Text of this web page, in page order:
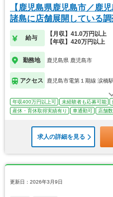
【鹿児島県鹿児島市／鹿
諸島に店舗展開している
給与
【月収】41.0万円以上
【年収】420万円以上
勤務地 鹿児島県 鹿児島市
アクセス 鹿児島市電第１期線 涙橋駅
年収400万円以上可 未経験者も応募可能
産休・育休取得実績有り
車通勤可 店舗
求人の詳細を見る
更新日：2026年3月9日